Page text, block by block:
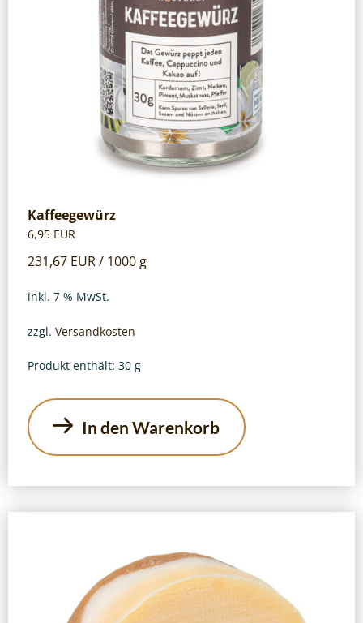
Kaffeegewürz
6,95 EUR
231,67 EUR/ 1000 g
inkl. 7 % MwSt.
zzgl. Versandkosten
Produkt enthält: 30 g
In den Warenkorb